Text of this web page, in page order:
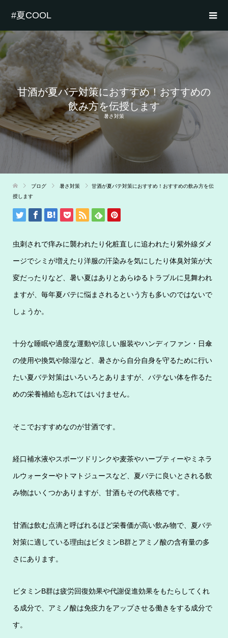
#夏COOL
甘酒が夏バテ対策におすすめ！おすすめの
飲み方を伝授します
暑さ対策
ブログ 暑さ対策
甘酒が夏バテ対策におすすめ！おすすめの飲み方を伝
授します
虫刺されで痒みに襲われたり化粧直しに追われたり紫外線ダメ
ージでシミが増えたり洋服の汗染みを気にしたり体臭対策が大
変だったりなど、暑い夏はありとあらゆるトラブルに見舞われ
ますが、毎年夏バテに悩まされるという方も多いのではないで
しょうか。
十分な睡眠や適度な運動や涼しい服装やハンディファン・日傘
の使用や換気や除湿など、暑さから自分自身を守るために行い
たい夏バテ対策はいろいろとありますが、バテない体を作るた
めの栄養補給も忘れてはいけません。
そこでおすすめなのが甘酒です。
経口補水液やスポーツドリンクや麦茶やハーブティーやミネラ
ルウォーターやトマトジュースなど、夏バテに良いとされる飲
み物はいくつかありますが、甘酒もその代表格です。
甘酒は飲む点滴と呼ばれるほど栄養価が高い飲み物で、夏バテ
対策に適している理由はビタミンB群とアミノ酸の含有量の多
さにあります。
ビタミンB群は疲労回復効果や代謝促進効果をもたらしてくれ
る成分で、アミノ酸は免疫力をアップさせる働きをする成分で
す。